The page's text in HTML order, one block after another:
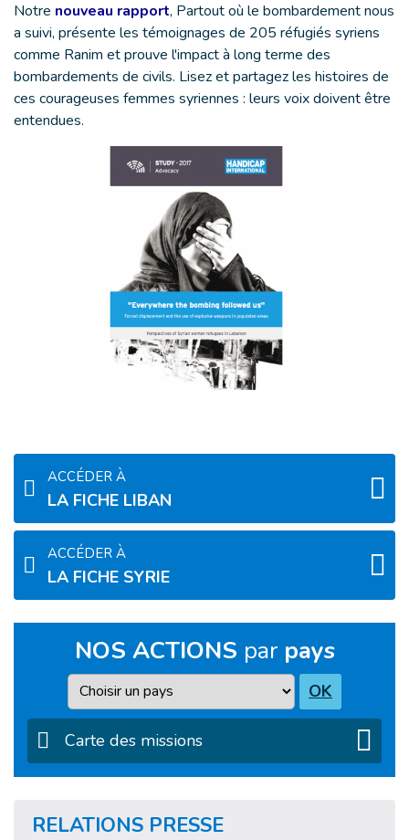
Notre nouveau rapport, Partout où le bombardement nous
a suivi, présente les témoignages de 205 réfugiés syriens
comme Ranim et prouve l'impact à long terme des
bombardements de civils. Lisez et partagez les histoires de
ces courageuses femmes syriennes : leurs voix doivent être
entendues.
ACCÉDER À
LA FICHE LIBAN
ACCÉDER À
LA FICHE SYRIE
NOS ACTIONS par pays
Pays OK
Carte des missions
RELATIONS PRESSE